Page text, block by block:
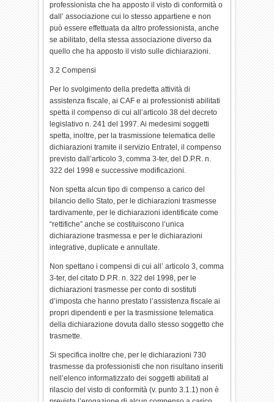
professionista che ha apposto il visto di conformità o
dall’ associazione cui lo stesso appartiene e non
può essere effettuata da altro professionista, anche
se abilitato, della stessa associazione diverso da
quello che ha apposto il visto sulle dichiarazioni.
3.2 Compensi
Per lo svolgimento della predetta attività di
assistenza fiscale, ai CAF e ai professionisti abilitati
spetta il compenso di cui all’articolo 38 del decreto
legislativo n. 241 del 1997. Ai medesimi soggetti
spetta, inoltre, per la trasmissione telematica delle
dichiarazioni tramite il servizio Entratel, il compenso
previsto dall’articolo 3, comma 3-ter, del D.P.R. n.
322 del 1998 e successive modificazioni.
Non spetta alcun tipo di compenso a carico del
bilancio dello Stato, per le dichiarazioni trasmesse
tardivamente, per le dichiarazioni identificate come
“rettifiche” anche se costituiscono l’unica
dichiarazione trasmessa e per le dichiarazioni
integrative, duplicate e annullate.
Non spettano i compensi di cui all’ articolo 3, comma
3-ter, del citato D.P.R. n. 322 del 1998, per le
dichiarazioni trasmesse per conto di sostituti
d’imposta che hanno prestato l’assistenza fiscale ai
propri dipendenti e per la trasmissione telematica
della dichiarazione dovuta dallo stesso soggetto che
trasmette.
Si specifica inoltre che, per le dichiarazioni 730
trasmesse da professionisti che non risultano inseriti
nell’elenco informatizzato dei soggetti abilitati al
rilascio del visto di conformità (v. punto 3.1.1) non è